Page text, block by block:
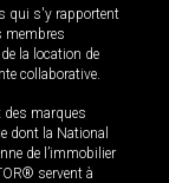
qui s'y rapportent
membres
la location de
collaborative.
des marques
dont la National
de l’immobilier
servent à